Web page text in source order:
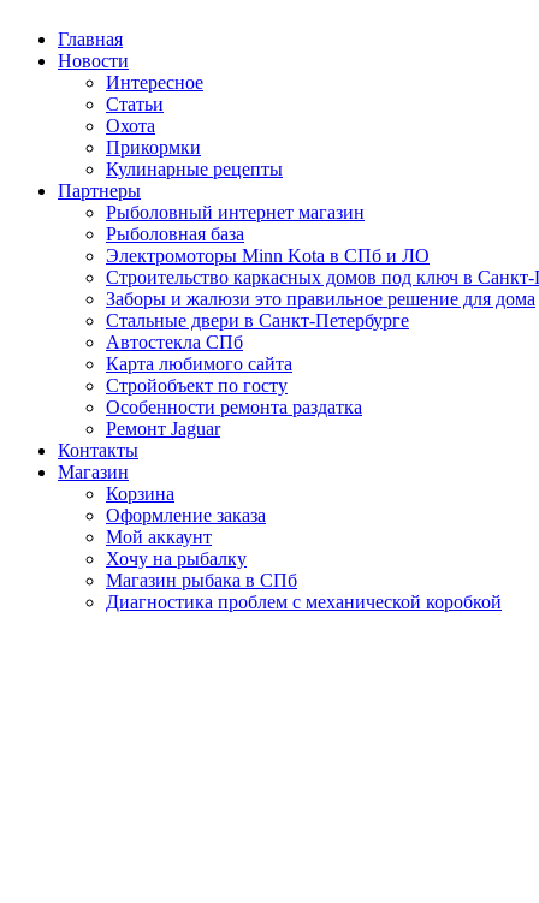
Главная
Новости
Интересное
Статьи
Охота
Прикормки
Кулинарные рецепты
Партнеры
Рыболовный интернет магазин
Рыболовная база
Электромоторы Minn Kota в СПб и ЛО
Строительство каркасных домов под ключ в Санкт-
Заборы и жалюзи это правильное решение для дома
Стальные двери в Санкт-Петербурге
Автостекла СПб
Карта любимого сайта
Стройобъект по госту
Особенности ремонта раздатка
Ремонт Jaguar
Контакты
Магазин
Корзина
Оформление заказа
Мой аккаунт
Хочу на рыбалку
Магазин рыбака в СПб
Диагностика проблем с механической коробкой